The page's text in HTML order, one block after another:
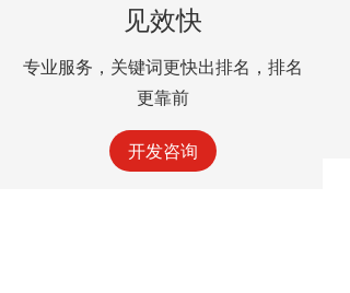
见效快
专业服务，关键词更快出排名，排名
更靠前
开发咨询